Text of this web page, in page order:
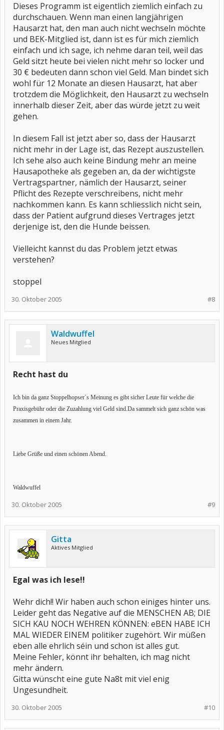
Dieses Programm ist eigentlich ziemlich einfach zu
durchschauen. Wenn man einen langjährigen
Hausarzt hat, den man auch nicht wechseln möchte
und BEK-Mitglied ist, dann ist es für mich ziemlich
einfach und ich sage, ich nehme daran teil, weil das
Geld sitzt heute bei vielen nicht mehr so locker und
30 € bedeuten dann schon viel Geld. Man bindet sich
wohl für 12 Monate an diesen Hausarzt, hat aber
trotzdem die Möglichkeit, den Hausarzt zu wechseln
innerhalb dieser Zeit, aber das würde jetzt zu weit
gehen.
In diesem Fall ist jetzt aber so, dass der Hausarzt
nicht mehr in der Lage ist, das Rezept auszustellen.
Ich sehe also auch keine Bindung mehr an meine
Hausapotheke als gegeben an, da der wichtigste
Vertragspartner, nämlich der Hausarzt, seiner
Pflicht des Rezepte verschreibens, nicht mehr
nachkommen kann. Es kann schliesslich nicht sein,
dass der Patient aufgrund dieses Vertrages jetzt
derjenige ist, den die Hunde beissen.
Vielleicht kannst du das Problem jetzt etwas
verstehen?
stoppel
#8
30. Oktober 2005
Waldwuffel
Neues Mitglied
Recht hast du
Ich bin da ganz Stoppelhopser´s Meinung es gibt sicher Leute für welche die
Praxisgebühr oder die Zuzahlung viel Geld sind.Da sammelt sich ganz schön was
zusammen in einem Jahr.
Liebe Grüße und einen schönen Abend.
Waldwuffel
#9
30. Oktober 2005
Gitta
Aktives Mitglied
Egal was ich lese!!
Wehr dich!! Wir haben auch schon einiges hinter uns.
Leider geht das Negative auf die MENSCHEN AB; DIE
SICH KAU NOCH WEHREN KÖNNEN: eBEN HABE ICH
MAL WIEDER EINEM politiker zugehört. Wir müßen
eben alle ehrlich séin und schon ist alles gut.
Meine Fehler, könnt ihr behalten, ich mag nicht
mehr ändern.
Gitta wünscht eine gute Na8t mit viel enig
Ungesundheit.
#10
30. Oktober 2005